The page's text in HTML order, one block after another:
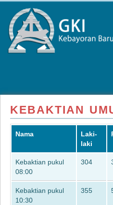
KEBAKTIAN
Nama
Laki-
laki
Kebaktian pukul
08:00
304
Kebaktian pukul
10:30
355